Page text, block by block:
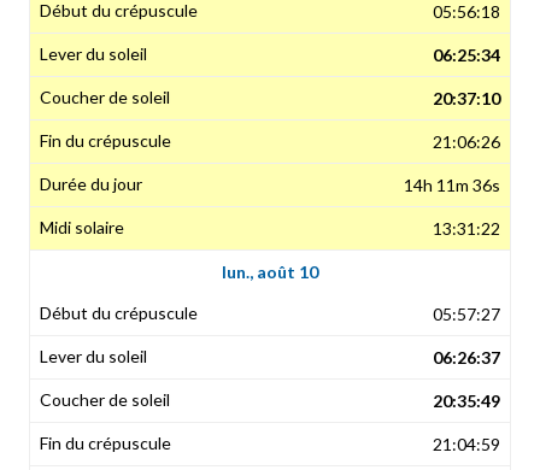
05:56:18
06:25:34
20:37:10
21:06:26
14h 11m 36s
13:31:22
lun., août 10
05:57:27
06:26:37
20:35:49
21:04:59